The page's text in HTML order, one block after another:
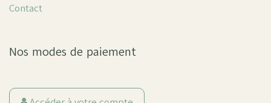
Contact
Nos modes de paiement